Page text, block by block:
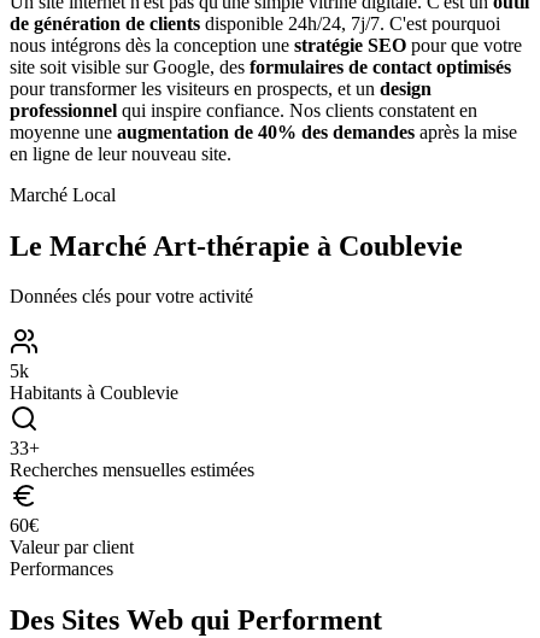
de génération de clients disponible 24h/24, 7j/7. C'est pourquoi
nous intégrons dès la conception une stratégie SEO pour que votre
site soit visible sur Google, des formulaires de contact optimisés
pour transformer les visiteurs en prospects, et un design
professionnel qui inspire confiance. Nos clients constatent en
moyenne une augmentation de 40% des demandes après la mise
en ligne de leur nouveau site.
Marché Local
Le Marché Art-thérapie à Coublevie
Données clés pour votre activité
5k
Habitants à Coublevie
33+
Recherches mensuelles estimées
60€
Valeur par client
Performances
Des Sites Web qui Performent